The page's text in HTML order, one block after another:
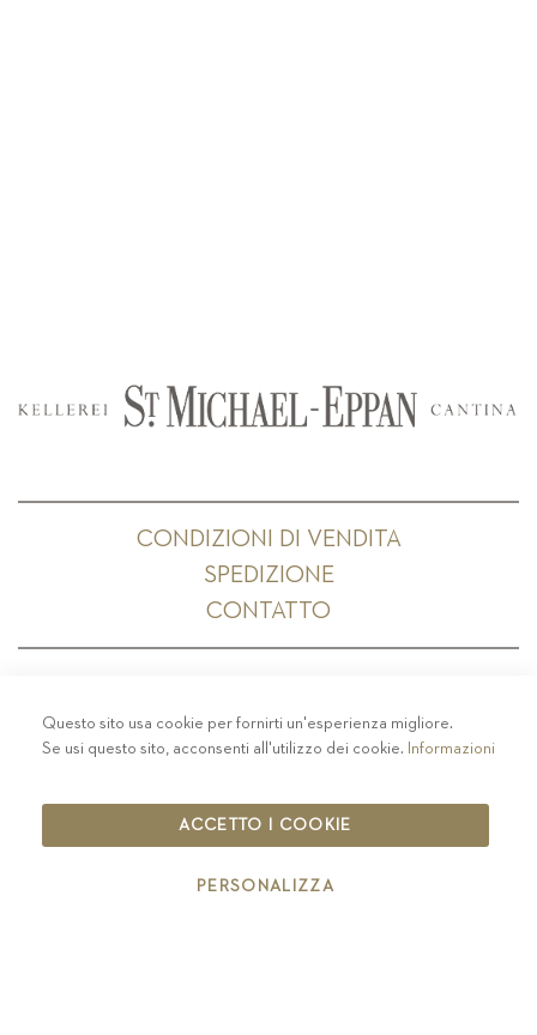
CONDIZIONI DI VENDITA
SPEDIZIONE
CONTATTO
PRIVACY-COLOPHON - COOKIE POLICY
CODICE ETICO
IT00126670215
Questo sito usa cookie per fornirti un'esperienza migliore.
Se usi questo sito, acconsenti all'utilizzo dei cookie. Informazioni
ACCETTO I COOKIE
PERSONALIZZA